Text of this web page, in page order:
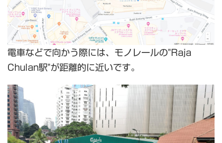
電車などで向かう際には、モノレールの"Raja
Chulan駅"が距離的に近いです。